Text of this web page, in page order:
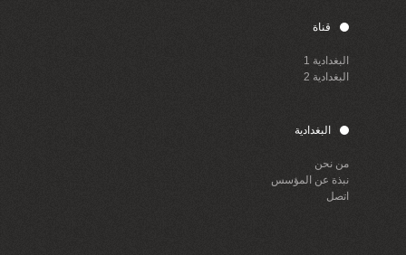
قناة
البغدادية 1
البغدادية 2
البغدادية
من نحن
نبذة عن المؤسس
اتصل